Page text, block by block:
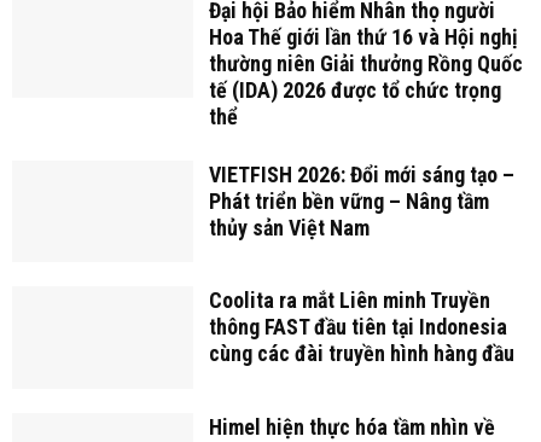
Đại hội Bảo hiểm Nhân thọ người
Hoa Thế giới lần thứ 16 và Hội nghị
thường niên Giải thưởng Rồng Quốc
tế (IDA) 2026 được tổ chức trọng
thể
VIETFISH 2026: Đổi mới sáng tạo –
Phát triển bền vững – Nâng tầm
thủy sản Việt Nam
Coolita ra mắt Liên minh Truyền
thông FAST đầu tiên tại Indonesia
cùng các đài truyền hình hàng đầu
Himel hiện thực hóa tầm nhìn về